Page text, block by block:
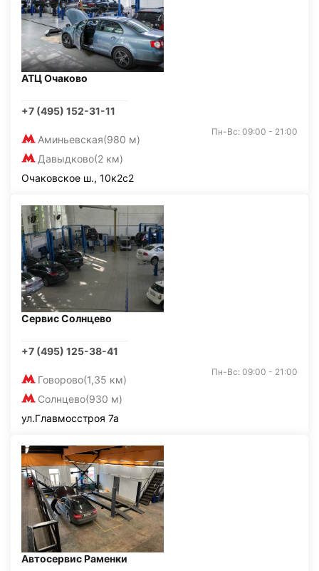
АТЦ Очаково
+7 (495) 152-31-11
Аминьевская(980 м)
Давыдково(2 км)
Пн-Вс: 09:00 - 21:00
Очаковское ш., 10к2с2
Сервис Солнцево
+7 (495) 125-38-41
Говорово(1,35 км)
Солнцево(930 м)
Пн-Вс: 09:00 - 21:00
ул.Главмосстроя 7а
Автосервис Раменки